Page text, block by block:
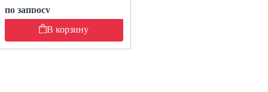
по запросу
В корзину